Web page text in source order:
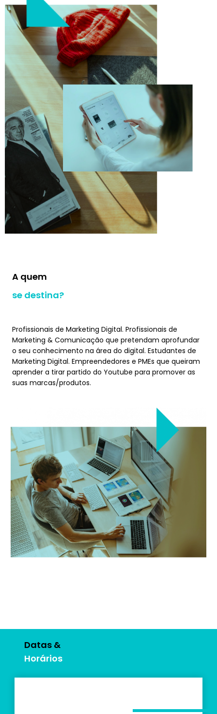
A quem
se destina?
Profissionais de Marketing Digital. Profissionais de
Marketing & Comunicação que pretendam aprofundar
o seu conhecimento na área do digital. Estudantes de
Marketing Digital. Empreendedores e PMEs que queiram
aprender a tirar partido do Youtube para promover as
suas marcas/produtos.
Datas &
Horários